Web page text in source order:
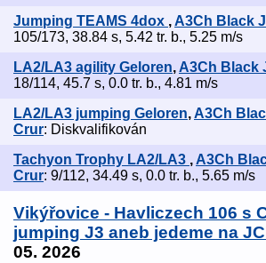
Jumping TEAMS 4dox ,A3Ch Black
105/173, 38.84 s, 5.42 tr. b., 5.25 m/s
LA2/LA3 agility Geloren, A3Ch Black
18/114, 45.7 s, 0.0 tr. b., 4.81 m/s
LA2/LA3 jumping Geloren,A3Ch
Crur: Diskvalifikován
Tachyon Trophy LA2/LA3 , A3Ch
Crur: 9/112, 34.49 s, 0.0 tr. b., 5.65 m/s
Vikýřovice - Havliczech 106 s
jumping J3 aneb jedeme na
05. 2026